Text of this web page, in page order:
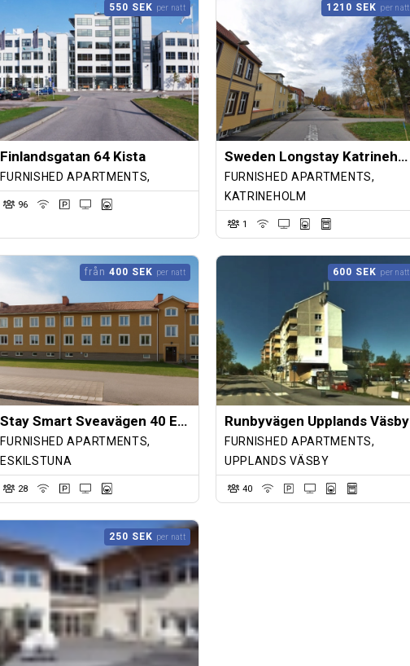
550 SEK per natt
Finlandsgatan 64 Kista
FURNISHED APARTMENTS,
96
1210 SEK per natt
Sweden Longstay Katrineholm
FURNISHED APARTMENTS,
KATRINEHOLM
1
från 400 SEK per natt
Stay Smart Sveavägen 40 Eskilstuna
FURNISHED APARTMENTS,
ESKILSTUNA
28
600 SEK per natt
Runbyvägen Upplands Väsby
FURNISHED APARTMENTS,
UPPLANDS VÄSBY
40
250 SEK per natt